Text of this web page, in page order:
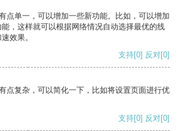
点单一，可以增加一些新功能。比如，可以增加
，这样就可以根据网络情况自动选择最优的线
效果。
支持[0] 反对[0]
点复杂，可以简化一下，比如将设置页面进行优
支持[0] 反对[0]